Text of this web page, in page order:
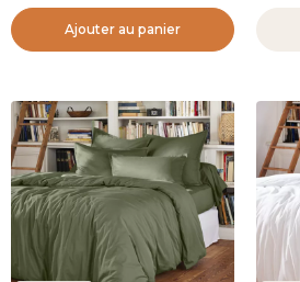
Ajouter au panier